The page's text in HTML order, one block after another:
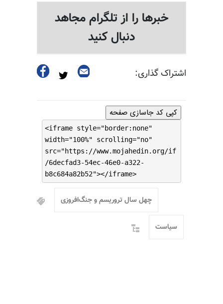
خبرها را از تلگرام مجاهد
دنبال کنید
اشتراک گذاری:
کپی کد جاسازی صفحه
<iframe style="border:none"
width="100%" scrolling="no"
src="https://www.mojahedin.org/if
/6decfad3-54ec-46e0-a322-
b8c684a82b52"></iframe>
چهل سال تروریسم و جنگ‌افروزی
سیاست